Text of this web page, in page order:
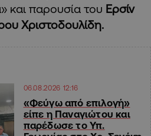
και παρουσία του Ερσίν
Χριστοδουλίδη.
06.08.2026 12:16
«Φεύγω από επιλογή»
είπε η Παναγιώτου και
παρέδωσε το Υπ.